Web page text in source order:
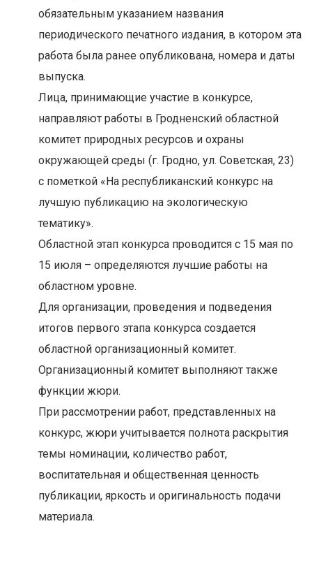
обязательным указанием названия
периодического печатного издания, в котором эта
работа была ранее опубликована, номера и даты
выпуска.
Лица, принимающие участие в конкурсе,
направляют работы в Гродненский областной
комитет природных ресурсов и охраны
окружающей среды (г. Гродно, ул. Советская, 23)
с пометкой «На республиканский конкурс на
лучшую публикацию на экологическую
тематику».
Областной этап конкурса проводится с 15 мая по
15 июля – определяются лучшие работы на
областном уровне.
Для организации, проведения и подведения
итогов первого этапа конкурса создается
областной организационный комитет.
Организационный комитет выполняют также
функции жюри.
При рассмотрении работ, представленных на
конкурс, жюри учитывается полнота раскрытия
темы номинации, количество работ,
воспитательная и общественная ценность
публикации, яркость и оригинальность подачи
материала.